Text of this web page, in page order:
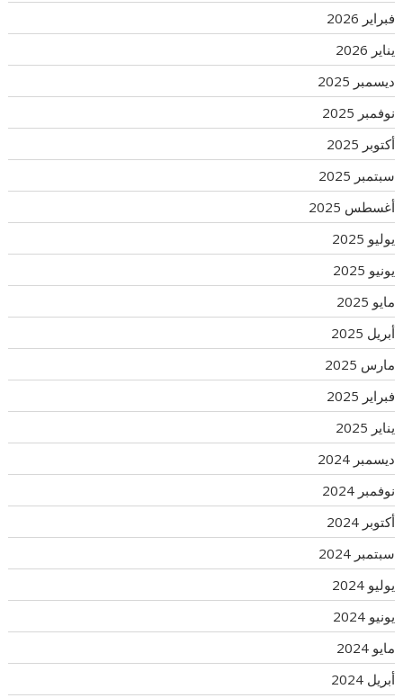
فبراير 2026
يناير 2026
ديسمبر 2025
نوفمبر 2025
أكتوبر 2025
سبتمبر 2025
أغسطس 2025
يوليو 2025
يونيو 2025
مايو 2025
أبريل 2025
مارس 2025
فبراير 2025
يناير 2025
ديسمبر 2024
نوفمبر 2024
أكتوبر 2024
سبتمبر 2024
يوليو 2024
يونيو 2024
مايو 2024
أبريل 2024